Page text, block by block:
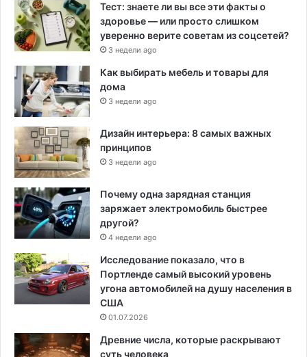
Тест: знаете ли вы все эти факты о
здоровье — или просто слишком
уверенно верите советам из соцсетей?
3 недели ago
Как выбирать мебель и товары для
дома
3 недели ago
Дизайн интерьера: 8 самых важных
принципов
3 недели ago
Почему одна зарядная станция
заряжает электромобиль быстрее
другой?
4 недели ago
Исследование показало, что в
Портленде самый высокий уровень
угона автомобилей на душу населения в
США
01.07.2026
Древние числа, которые раскрывают
суть человека